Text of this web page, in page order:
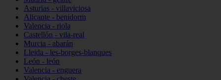
Asturias - villaviciosa
Alicante - benidorm
Valencia - riola
Castellón - vila-real
Murcia - abarán
Lleida - les-borges-blanques
León - león
Valencia - enguera